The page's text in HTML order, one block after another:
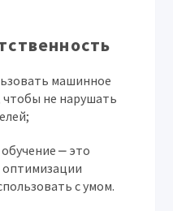
машинное
чтобы не нарушать
⎼ это
с умом.